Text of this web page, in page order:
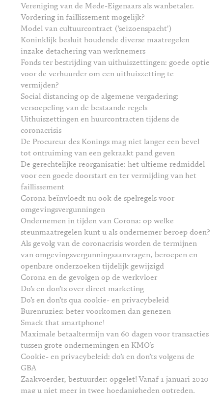
Vereniging van de Mede-Eigenaars als wanbetaler.
Vordering in faillissement mogelijk?
Model van cultuurcontract ('seizoenspacht')
Koninklijk besluit houdende diverse maatregelen
inzake detachering van werknemers
Fonds ter bestrijding van uithuiszettingen: goede optie
voor de verhuurder om een uithuiszetting te
vermijden?
Social distancing op de algemene vergadering:
versoepeling van de bestaande regels
Uithuiszettingen en huurcontracten tijdens de
coronacrisis
De Procureur des Konings mag niet langer een bevel
tot ontruiming van een gekraakt pand geven
De gerechtelijke reorganisatie: het ultieme redmiddel
voor een goede doorstart en ter vermijding van het
faillissement
Corona beïnvloedt nu ook de spelregels voor
omgevingsvergunningen
Ondernemen in tijden van Corona: op welke
steunmaatregelen kunt u als ondernemer beroep doen?
Als gevolg van de coronacrisis worden de termijnen
van omgevingsvergunningsaanvragen, beroepen en
openbare onderzoeken tijdelijk gewijzigd
Corona en de gevolgen op de werkvloer
Do’s en don’ts over direct marketing
Do’s en don’ts qua cookie- en privacybeleid
Burenruzies: beter voorkomen dan genezen
Smack that smartphone!
Maximale betaaltermijn van 60 dagen voor transacties
tussen grote ondernemingen en KMO’s
Cookie- en privacybeleid: do’s en don’ts volgens de
GBA
Zaakvoerder, bestuurder: opgelet! Vanaf 1 januari 2020
mag u niet meer in twee hoedanigheden optreden.